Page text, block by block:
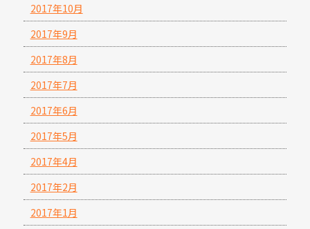
2017年10月
2017年9月
2017年8月
2017年7月
2017年6月
2017年5月
2017年4月
2017年2月
2017年1月